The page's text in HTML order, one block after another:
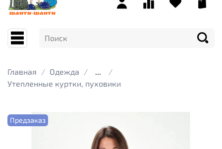
Главная Одежда
Утепленные куртки, пуховики
Предзаказ